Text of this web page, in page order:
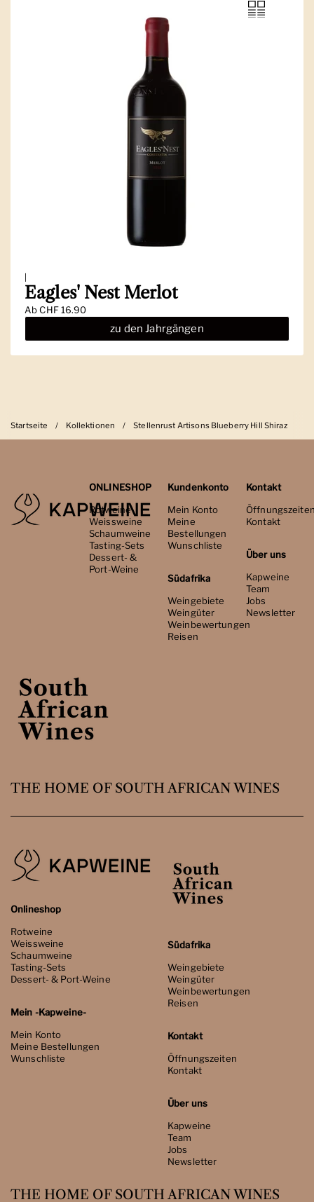
Eagles' Nest Merlot
AbCHF 16.90
zu den Jahrgängen
Startseite / Kollektionen / Stellenrust Artisons Blueberry Hill Shiraz
ONLINESHOP
Rotweine
Weissweine
Schaumweine
Tasting-Sets
Dessert- &
Port-Weine
Kundenkonto
Mein Konto
Meine
Bestellungen
Wunschliste
Südafrika
Weingebiete
Weingüter
Weinbewertungen
Reisen
Kontakt
Kontakt
Über uns
Kapweine
Team
Jobs
Newsletter
THE HOME OF SOUTH AFRICAN WINES
Onlineshop
Rotweine
Weissweine
Schaumweine
Tasting-Sets
Dessert- & Port-Weine
Mein -Kapweine-
Mein Konto
Meine Bestellungen
Wunschliste
Südafrika
Weingebiete
Weingüter
Weinbewertungen
Reisen
Kontakt
Öffnungszeiten
Kontakt
Über uns
Kapweine
Team
Jobs
Newsletter
THE HOME OF SOUTH AFRICAN WINES